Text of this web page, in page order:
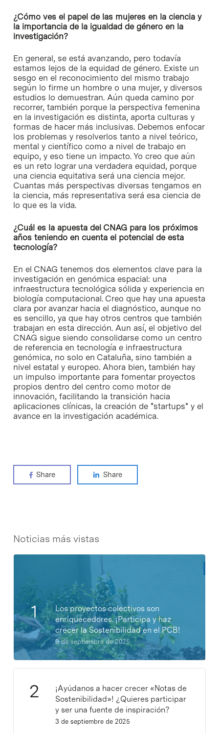
¿Cómo ves el papel de las mujeres en la ciencia y
la importancia de la igualdad de género en la
investigación?
En general, se está avanzando, pero todavía
estamos lejos de la equidad de género. Existe un
sesgo en el reconocimiento del mismo trabajo
según lo firme un hombre o una mujer, y diversos
estudios lo demuestran. Aún queda camino por
recorrer, también porque la perspectiva femenina
en la investigación es distinta, aporta culturas y
formas de hacer más inclusivas. Debemos enfocar
los problemas y resolverlos tanto a nivel teórico,
mental y científico como a nivel de trabajo en
equipo, y eso tiene un impacto. Yo creo que aún
es un reto lograr una verdadera equidad, porque
una ciencia equitativa será una ciencia mejor.
Cuantas más perspectivas diversas tengamos en
la ciencia, más representativa será esa ciencia de
lo que es la vida.
¿Cuál es la apuesta del CNAG para los próximos
años teniendo en cuenta el potencial de esta
tecnología?
En el CNAG tenemos dos elementos clave para la
investigación en genómica espacial: una
infraestructura tecnológica sólida y experiencia en
biología computacional. Creo que hay una apuesta
clara por avanzar hacia el diagnóstico, aunque no
es sencillo, ya que hay otros centros que también
trabajan en esta dirección. Aun así, el objetivo del
CNAG sigue siendo consolidarse como un centro
de referencia en tecnología e infraestructura
genómica, no solo en Cataluña, sino también a
nivel estatal y europeo. Ahora bien, también hay
un impulso importante para fomentar proyectos
propios dentro del centro como motor de
innovación, facilitando la transición hacia
aplicaciones clínicas, la creación de *startups* y el
avance en la investigación académica.
Share Share
Noticias más vistas
Los proyectos colectivos son
enriquecedores. ¡Participa y haz
crecer la Sostenibilidad en el PCB!
9 de septiembre de 2025
¡Ayúdanos a hacer crecer «Notas de
Sostenibilidad»! ¿Quieres participar
y ser una fuente de inspiración?
3 de septiembre de 2025